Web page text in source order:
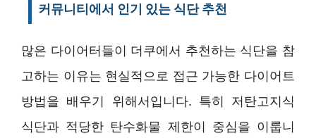
커뮤니티에서 인기 있는 식단 추천
많은 다이어터들이 더쿠에서 추천하는 식단을 참
고하는 이유는 현실적으로 접근 가능한 다이어트
방법을 배우기 위해서입니다. 특히 저탄고지식
식단과 적당한 탄수화물 제한이 중심을 이룹니